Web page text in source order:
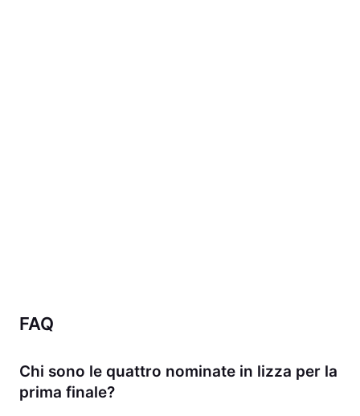
FAQ
Chi sono le quattro nominate in lizza per la
prima finale?